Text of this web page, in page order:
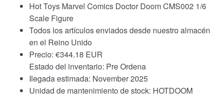
Hot Toys Marvel Comics Doctor Doom CMS002 1/6
Scale Figure
Todos los artículos enviados desde nuestro almacén
en el Reino Unido
Precio: €344.18 EUR
Estado del inventario: Pre Ordena
Ilegada estimada: November 2025
Unidad de mantenimiento de stock: HOTDOOM